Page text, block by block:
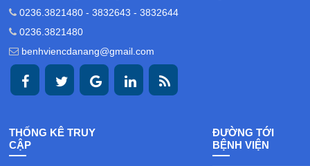
0236.3821480 - 3832643 - 3832644
0236.3821480
benhviencdanang@gmail.com
THỐNG KÊ TRUY
CẬP
ĐƯỜNG TỚI
BỆNH VIỆN